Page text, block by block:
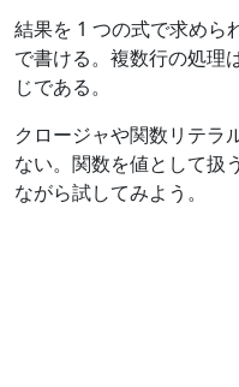
結果を 1 つの式で求めら
で書ける。複数行の処理
じである。
クロージャや関数リテラ
ない。関数を値として扱
ながら試してみよう。